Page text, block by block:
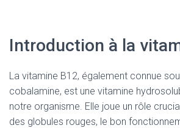
Introduction à la
La vitamine B12, également connue
cobalamine, est une vitamine
notre organisme. Elle joue un rôle
des globules rouges, le bon